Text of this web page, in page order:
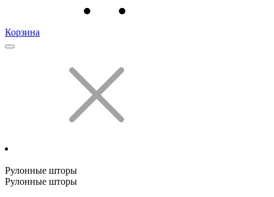
Корзина
Рулонные шторы
Рулонные шторы